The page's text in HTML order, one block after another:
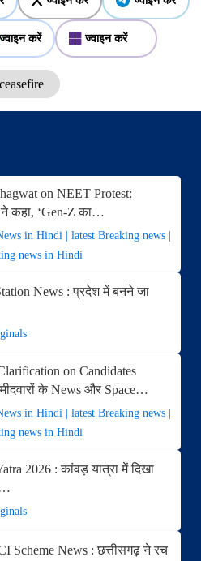
ज्वाइन करें ज्वाइन करें
on NEET Protest:
कहा, ‘Gen-Z का…
in Hindi | latest Breaking news |
news in Hindi
News : प्रदेश में बनने जा
on Candidates
के News और Space…
in Hindi | latest Breaking news |
news in Hindi
2026 : कांवड़ यात्रा में दिखा
Scheme News : छत्तीसगढ़ ने रच